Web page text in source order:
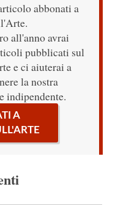
abbonati a
all'anno avrai
pubblicati sul
e ci aiuterai a
la nostra
indipendente.
A